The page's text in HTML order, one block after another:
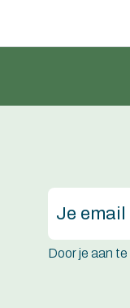
Door je aan